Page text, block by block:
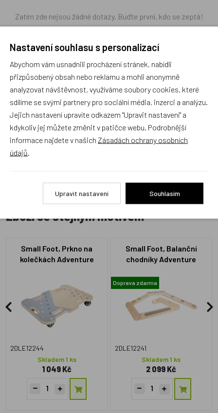
Zatím zde nejsou žádné dotazy. Buďte první, kdo se zeptá!
Recenze
Produkt zatím nemá žádné hodnocení,buďte první, kdo
Přidat hodnocení
Zboží se stejným motivem
Small Foot, Prkno na
kolečkách Adventure
2DLE12244
Skladem 1 ks
1 049 Kč
Small Foot, Balanční
chodníky Adventure
Doprava zdarma
2DLE12241
Skladem 1 ks
2 099 Kč
Nastavení souhlasu s personalizací
Abychom vám usnadnili procházení stránek, nabídli
přizpůsobený obsah nebo reklamu a mohli anonymně
analyzovat návštěvnost, využíváme soubory cookies, které
sdílíme se svými partnery pro sociální média, inzerci a analýzu.
Jejich nastavení upravíte odkazem "Upravit nastavení" a
kdykoliv jej můžete změnit v patičce webu. Podrobnější
informace najdete v našich Zásadách ochrany osobních
údajů
Upravit nastavení Souhlasím